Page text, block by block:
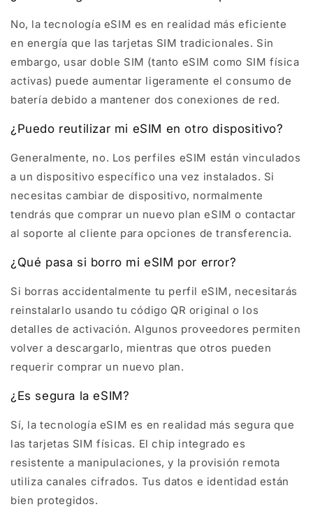
No, la tecnología eSIM es en realidad más eficiente
en energía que las tarjetas SIM tradicionales. Sin
embargo, usar doble SIM (tanto eSIM como SIM física
activas) puede aumentar ligeramente el consumo de
batería debido a mantener dos conexiones de red.
¿Puedo reutilizar mi eSIM en otro dispositivo?
Generalmente, no. Los perfiles eSIM están vinculados
a un dispositivo específico una vez instalados. Si
necesitas cambiar de dispositivo, normalmente
tendrás que comprar un nuevo plan eSIM o contactar
al soporte al cliente para opciones de transferencia.
¿Qué pasa si borro mi eSIM por error?
Si borras accidentalmente tu perfil eSIM, necesitarás
reinstalarlo usando tu código QR original o los
detalles de activación. Algunos proveedores permiten
volver a descargarlo, mientras que otros pueden
requerir comprar un nuevo plan.
¿Es segura la eSIM?
Sí, la tecnología eSIM es en realidad más segura que
las tarjetas SIM físicas. El chip integrado es
resistente a manipulaciones, y la provisión remota
utiliza canales cifrados. Tus datos e identidad están
bien protegidos.